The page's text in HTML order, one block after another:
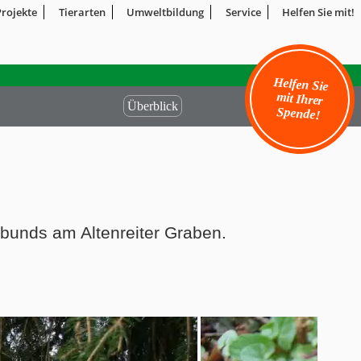
Tierarten Umweltbildung Service Helfen Sie mit!
Helfen Sie
mit Ihrer
Spende!
Überblick
am Altenreiter Graben.